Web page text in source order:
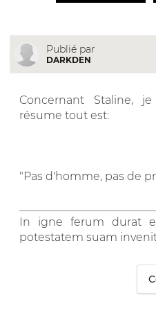
Publié par
DARKDEN
Concernant Staline,
résume tout est:
"Pas d'homme, pas de
In igne ferum durat
potestatem suam